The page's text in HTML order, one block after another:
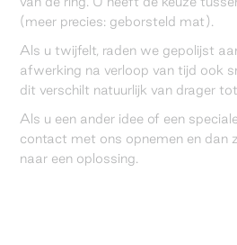
(meer precies: geborsteld mat).
Als u twijfelt, raden we gepolijst
afwerking na verloop van tijd ook
dit verschilt natuurlijk van drager
Als u een ander idee of een
contact met ons opnemen en dan
naar een oplossing.